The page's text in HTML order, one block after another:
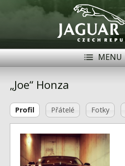
MENU
Modely Jaguar
Členové
Naše vozy
„Joe“ Honza
Profil Přátelé Fotky